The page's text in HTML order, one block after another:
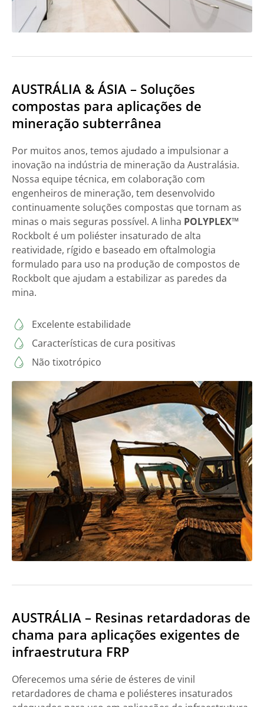
AUSTRÁLIA & ÁSIA – Soluções
compostas para aplicações de
mineração subterrânea
Por muitos anos, temos ajudado a impulsionar a
inovação na indústria de mineração da Australásia.
Nossa equipe técnica, em colaboração com
engenheiros de mineração, tem desenvolvido
continuamente soluções compostas que tornam as
minas o mais seguras possível. A linha POLYPLEX™
Rockbolt é um poliéster insaturado de alta
reatividade, rígido e baseado em oftalmologia
formulado para uso na produção de compostos de
Rockbolt que ajudam a estabilizar as paredes da
mina.
Excelente estabilidade
Características de cura positivas
Não tixotrópico
AUSTRÁLIA – Resinas retardadoras de
chama para aplicações exigentes de
infraestrutura FRP
Oferecemos uma série de ésteres de vinil
retardadores de chama e poliésteres insaturados